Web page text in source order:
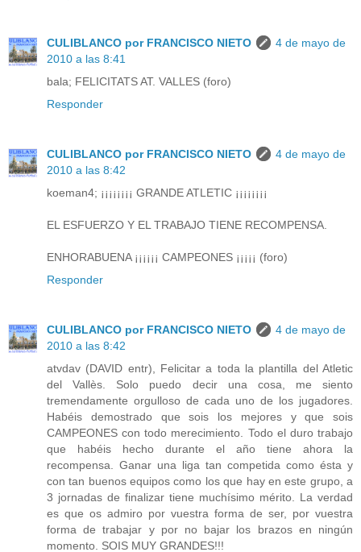
CULIBLANCO por FRANCISCO NIETO
4 de mayo de
2010 a las 8:41
bala; FELICITATS AT. VALLES (foro)
Responder
CULIBLANCO por FRANCISCO NIETO
4 de mayo de
2010 a las 8:42
koeman4; ¡¡¡¡¡¡¡¡ GRANDE ATLETIC ¡¡¡¡¡¡¡¡
EL ESFUERZO Y EL TRABAJO TIENE RECOMPENSA.
ENHORABUENA ¡¡¡¡¡¡ CAMPEONES ¡¡¡¡¡ (foro)
Responder
CULIBLANCO por FRANCISCO NIETO
4 de mayo de
2010 a las 8:42
atvdav (DAVID entr), Felicitar a toda la plantilla del Atletic
del Vallès. Solo puedo decir una cosa, me siento
tremendamente orgulloso de cada uno de los jugadores.
Habéis demostrado que sois los mejores y que sois
CAMPEONES con todo merecimiento. Todo el duro trabajo
que habéis hecho durante el año tiene ahora la
recompensa. Ganar una liga tan competida como ésta y
con tan buenos equipos como los que hay en este grupo, a
3 jornadas de finalizar tiene muchísimo mérito. La verdad
es que os admiro por vuestra forma de ser, por vuestra
forma de trabajar y por no bajar los brazos en ningún
momento. SOIS MUY GRANDES!!!